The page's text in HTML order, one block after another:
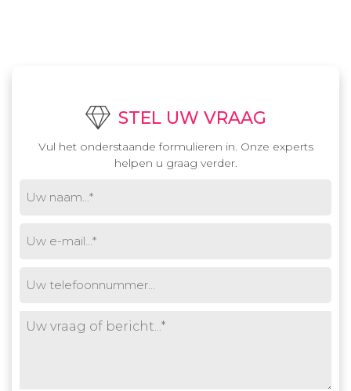
STEL UW VRAAG
Vul het onderstaande formulieren in. Onze experts
helpen u graag verder.
naam
(Vereist)
mail (Vereist)
Untitled (Vereist)